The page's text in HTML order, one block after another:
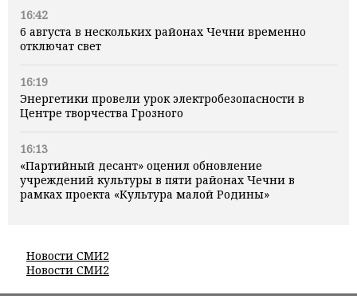
16:42
6 августа в нескольких районах Чечни временно
отключат свет
16:19
Энергетики провели урок электробезопасности в
Центре творчества Грозного
16:13
«Партийный десант» оценил обновление
учреждений культуры в пяти районах Чечни в
рамках проекта «Культура малой Родины»
Новости СМИ2
Новости СМИ2